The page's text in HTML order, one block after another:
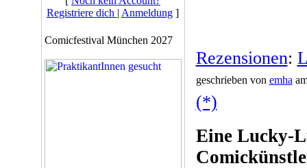
Registriere dich | Anmeldung ]
Comicfestival München 2027
Rezensionen:
geschrieben von emha
(*)
Eine Lucky-